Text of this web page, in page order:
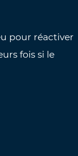
pour réactiver
fois si le